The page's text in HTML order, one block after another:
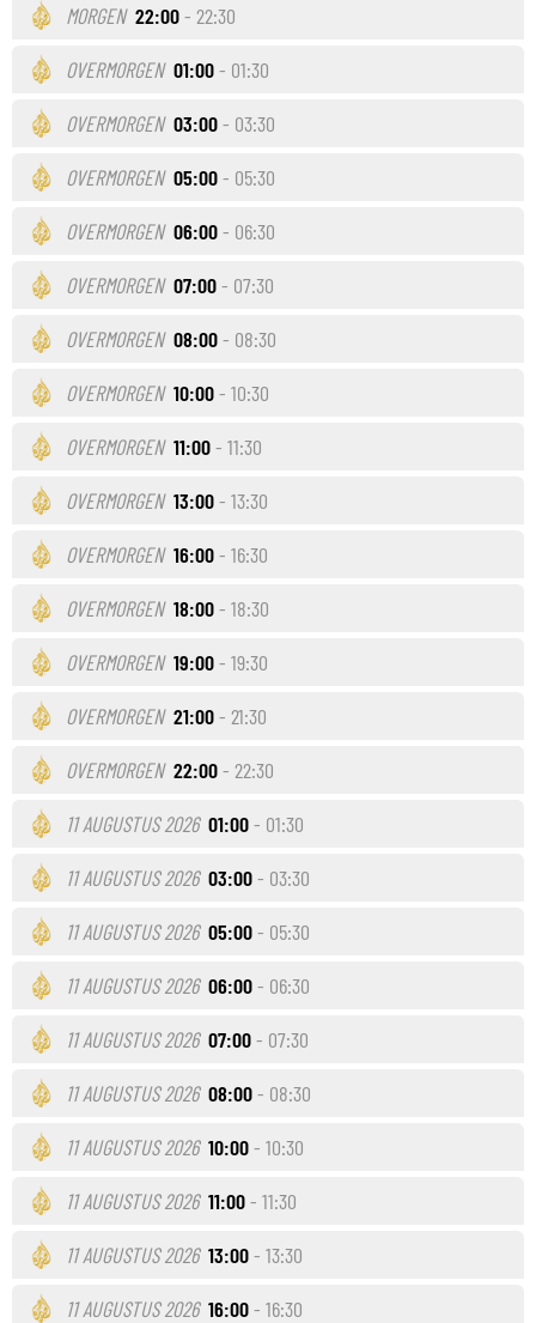
MORGEN 22:00- 22:30
OVERMORGEN 01:00- 01:30
OVERMORGEN 03:00- 03:30
OVERMORGEN 05:00- 05:30
OVERMORGEN 06:00- 06:30
OVERMORGEN 07:00- 07:30
OVERMORGEN 08:00- 08:30
OVERMORGEN 10:00- 10:30
OVERMORGEN 11:00- 11:30
OVERMORGEN 13:00- 13:30
OVERMORGEN 16:00- 16:30
OVERMORGEN 18:00- 18:30
OVERMORGEN 19:00- 19:30
OVERMORGEN 21:00- 21:30
OVERMORGEN 22:00- 22:30
11 AUGUSTUS 2026 01:00- 01:30
11 AUGUSTUS 2026 03:00- 03:30
11 AUGUSTUS 2026 05:00- 05:30
11 AUGUSTUS 2026 06:00- 06:30
11 AUGUSTUS 2026 07:00- 07:30
11 AUGUSTUS 2026 08:00- 08:30
11 AUGUSTUS 2026 10:00- 10:30
11 AUGUSTUS 2026 11:00- 11:30
11 AUGUSTUS 2026 13:00- 13:30
11 AUGUSTUS 2026 16:00- 16:30